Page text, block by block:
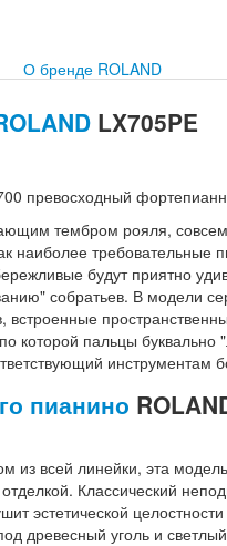
О бренде ROLAND
LX705PE
превосходный
тембром рояля,
наиболее
будут приятно
собратьев. В модели
встроенные
которой пальцы
инструментам
пианино
из всей линейки, эта
Классический
эстетической
древесный уголь и